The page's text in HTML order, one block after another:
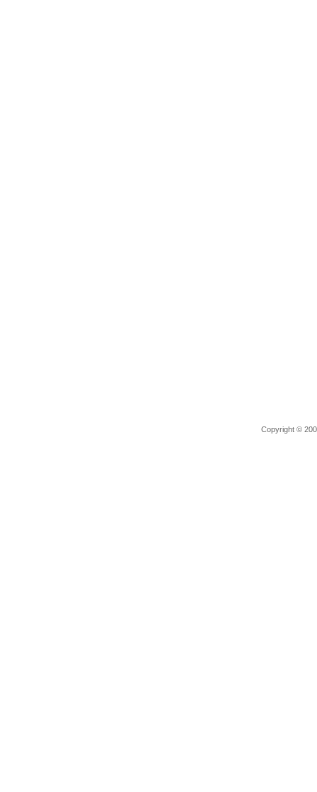
Copyright ©